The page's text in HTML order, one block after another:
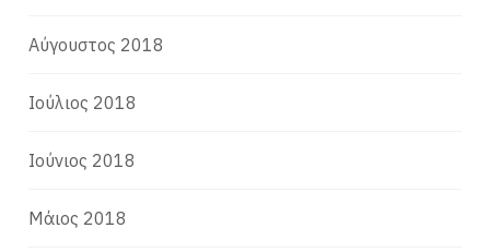
Αύγουστος 2018
Ιούλιος 2018
Ιούνιος 2018
Μάιος 2018